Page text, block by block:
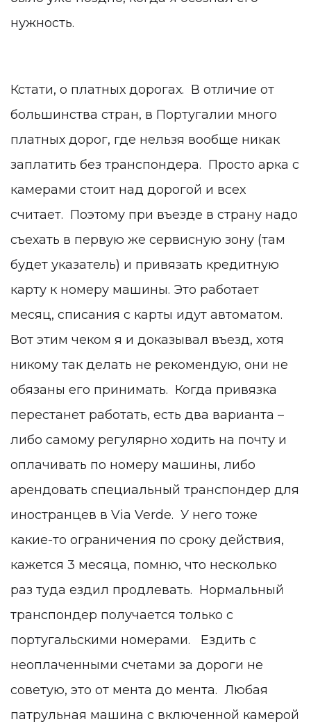
нужность.
Кстати, о платных дорогах. В отличие от
большинства стран, в Португалии много
платных дорог, где нельзя вообще никак
заплатить без транспондера. Просто арка с
камерами стоит над дорогой и всех
считает. Поэтому при въезде в страну надо
съехать в первую же сервисную зону (там
будет указатель) и привязать кредитную
карту к номеру машины. Это работает
месяц, списания с карты идут автоматом.
Вот этим чеком я и доказывал въезд, хотя
никому так делать не рекомендую, они не
обязаны его принимать. Когда привязка
перестанет работать, есть два варианта –
либо самому регулярно ходить на почту и
оплачивать по номеру машины, либо
арендовать специальный транспондер для
иностранцев в Via Verde. У него тоже
какие-то ограничения по сроку действия,
кажется 3 месяца, помню, что несколько
раз туда ездил продлевать. Нормальный
транспондер получается только с
португальскими номерами. Ездить с
неоплаченными счетами за дороги не
советую, это от мента до мента. Любая
патрульная машина с включенной камерой